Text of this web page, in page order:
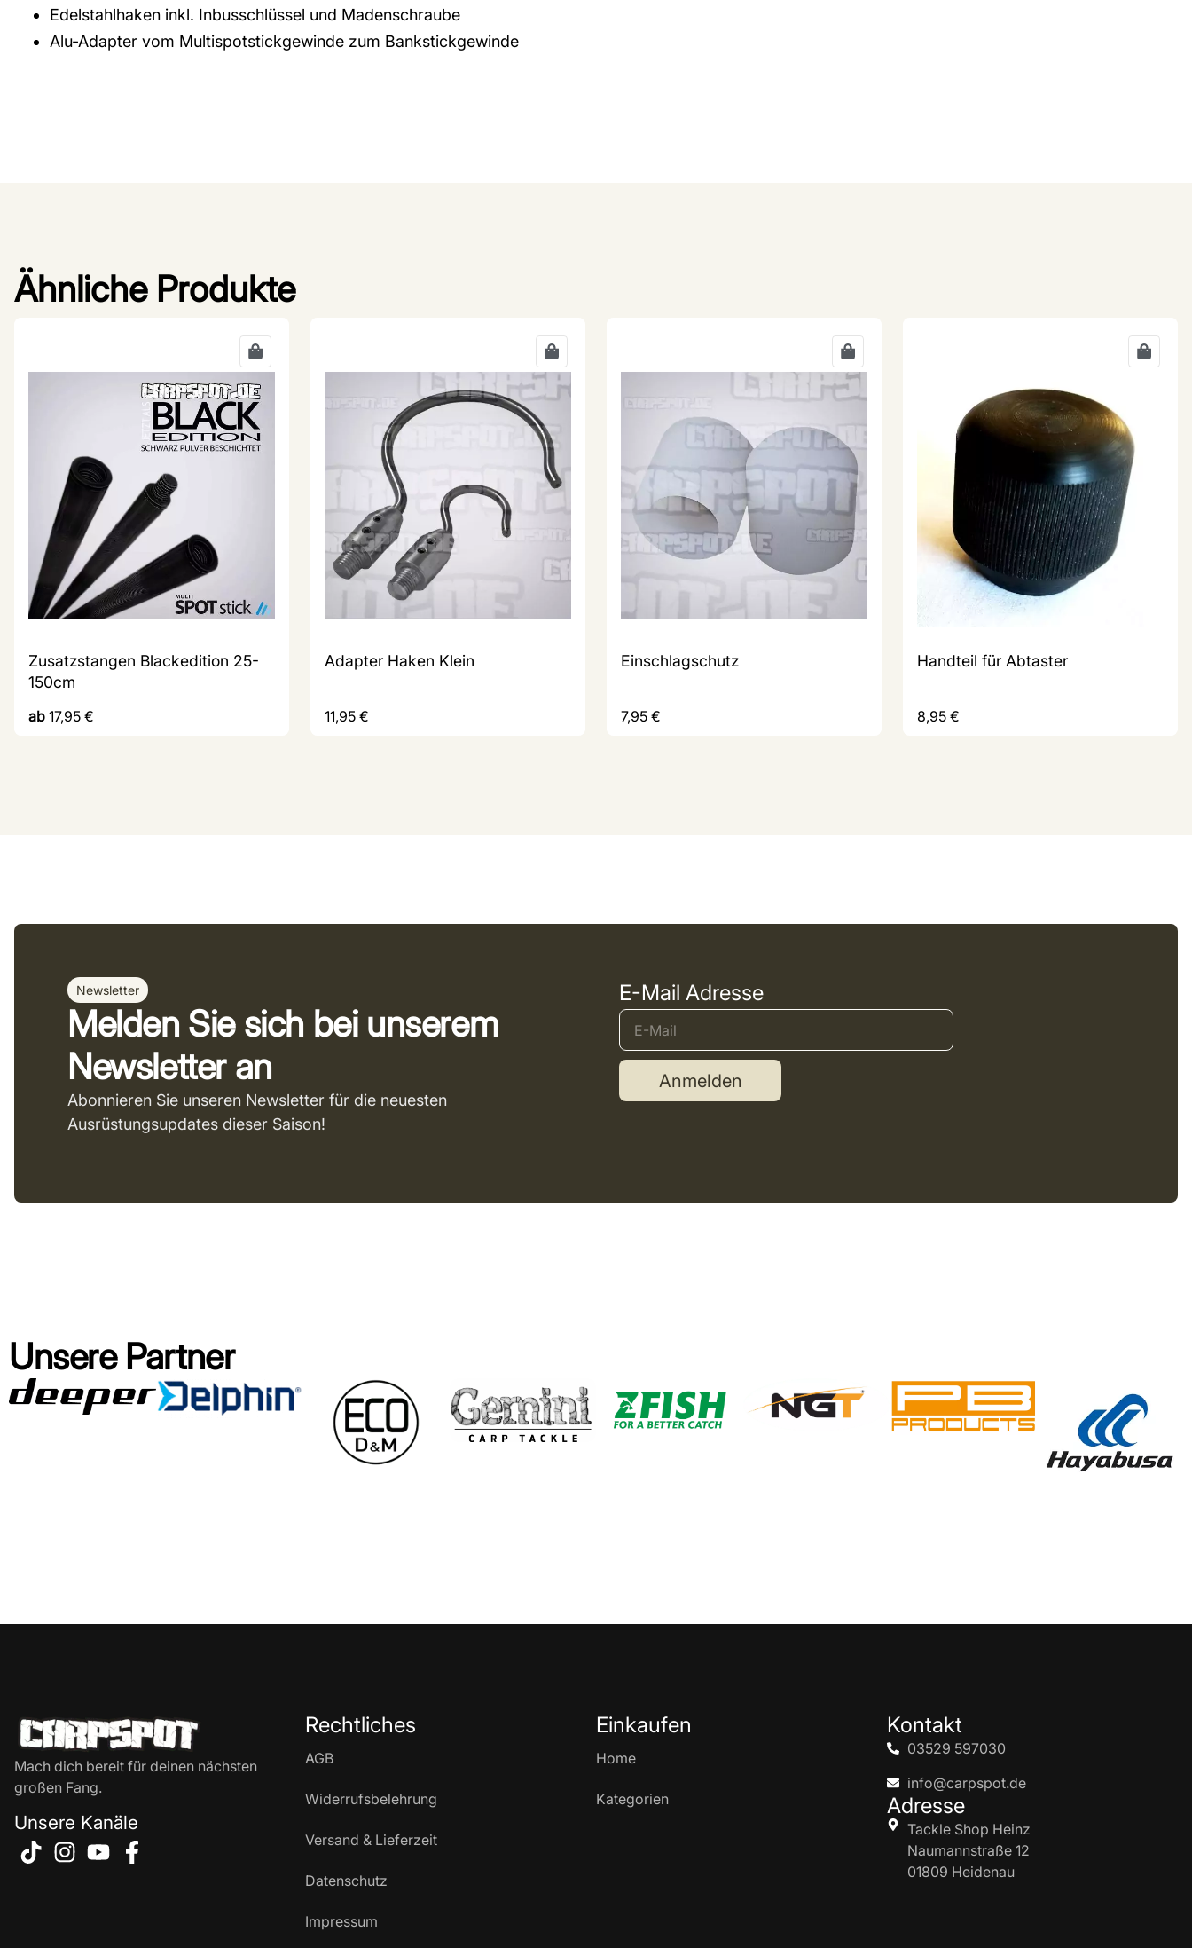
Edelstahlhaken inkl. Inbusschlüssel und Madenschraube
Alu-Adapter vom Multispotstickgewinde zum Bankstickgewinde
Ähnliche Produkte
Zusatzstangen Blackedition 25-
150cm
ab 17,95 €
Adapter Haken Klein
11,95 €
Einschlagschutz
7,95 €
Handteil für Abtaster
8,95 €
Newsletter
Melden Sie sich bei unserem
Newsletter an
Abonnieren Sie unseren Newsletter für die neuesten
Ausrüstungsupdates dieser Saison!
E-Mail Adresse
Anmelden
Unsere Partner
Mach dich bereit für deinen nächsten
großen Fang.
Unsere Kanäle
Rechtliches
AGB
Widerrufsbelehrung
Versand & Lieferzeit
Datenschutz
Impressum
Einkaufen
Home
Kategorien
Kontakt
03529 597030
info@carpspot.de
Adresse
Tackle Shop Heinz
Naumannstraße 12
01809 Heidenau